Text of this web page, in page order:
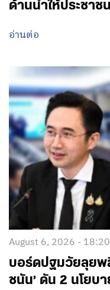
ด้านน้ำให้ประชาช
อ่านต่อ
August 6, 2026 - 18:20
บอร์ดปฐมวัยลุยพ
ชนัน’ ดัน 2 นโยบ